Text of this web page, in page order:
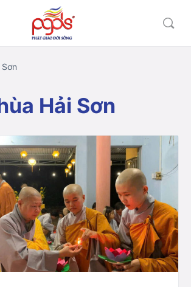
Hải Sơn